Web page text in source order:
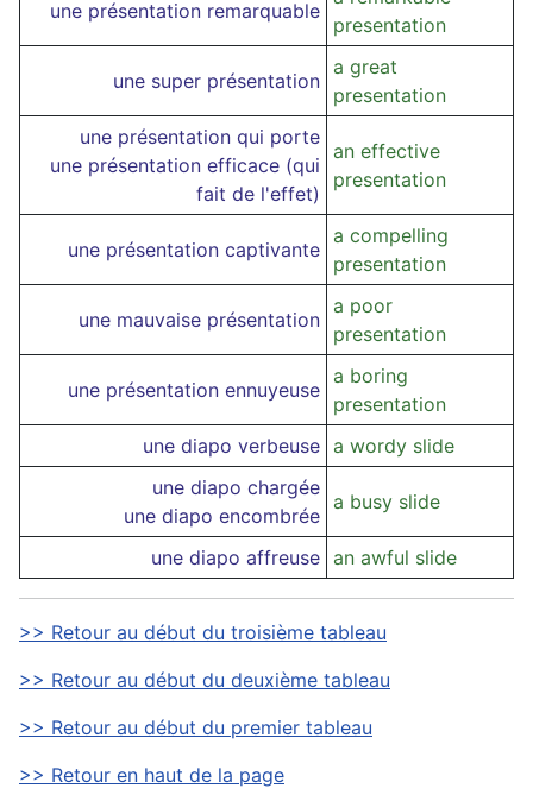
une présentation remarquable
presentation
une super présentation
a great
presentation
une présentation qui porte
une présentation efficace (qui
fait de l'effet)
an effective
presentation
une présentation captivante
a compelling
presentation
une mauvaise présentation
a poor
presentation
une présentation ennuyeuse
a boring
presentation
une diapo verbeuse a wordy slide
une diapo chargée
une diapo encombrée
a busy slide
une diapo affreuse an awful slide
>> Retour au début du troisième tableau
>> Retour au début du deuxième tableau
>> Retour au début du premier tableau
>> Retour en haut de la page